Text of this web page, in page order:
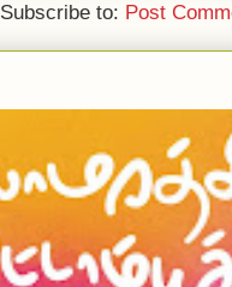
Subscribe to: Post